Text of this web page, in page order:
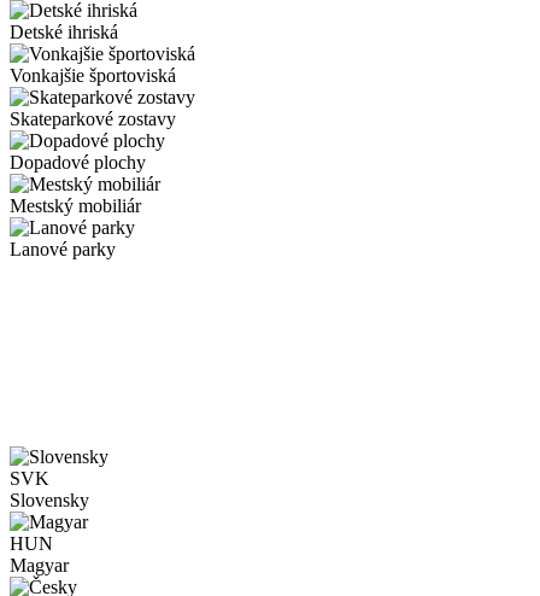
Detské ihriská
Vonkajšie športoviská
Skateparkové zostavy
Dopadové plochy
Mestský mobiliár
Lanové parky
SVK
Slovensky
HUN
Magyar